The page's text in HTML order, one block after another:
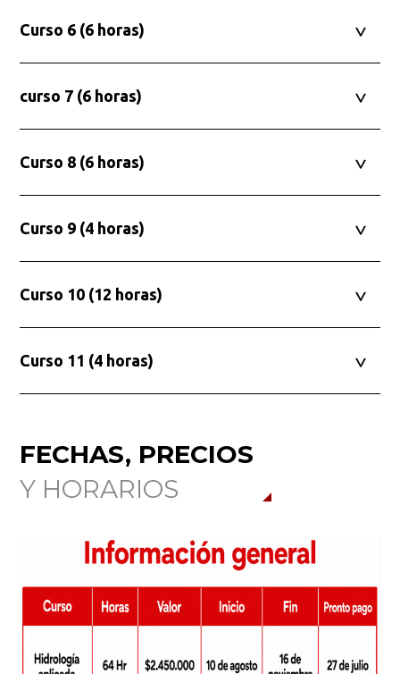
Curso 6 (6 horas)
curso 7 (6 horas)
Curso 8 (6 horas)
Curso 9 (4 horas)
Curso 10 (12 horas)
Curso 11 (4 horas)
FECHAS, PRECIOS
Y HORARIOS